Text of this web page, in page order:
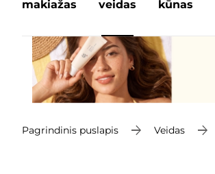
makiažas veidas kūnas
Pagrindinis puslapis Veidas